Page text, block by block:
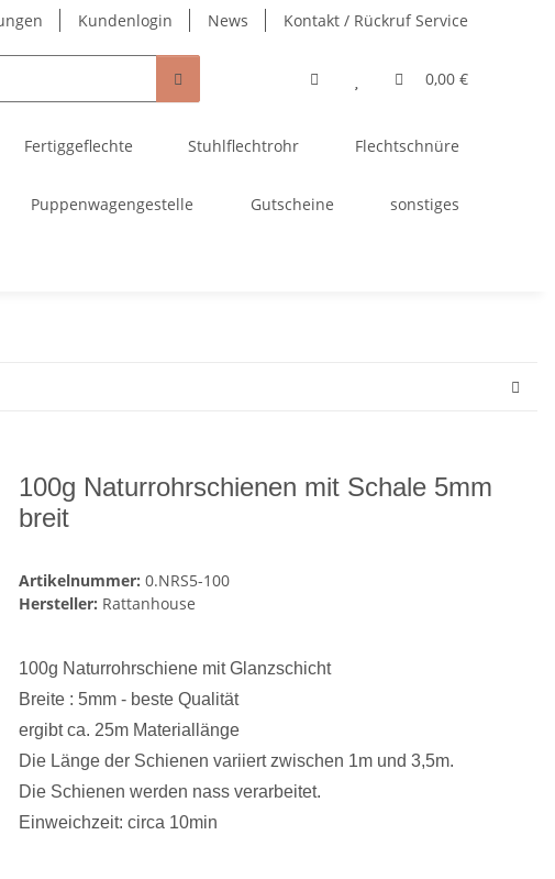
Kundenlogin News Kontakt / Rückruf Service
0,00 €
Fertiggeflechte Stuhlflechtrohr Flechtschnüre
Puppenwagengestelle Gutscheine sonstiges
100g Naturrohrschienen mit Schale 5mm
breit
Artikelnummer: 0.NRS5-100
Hersteller: Rattanhouse
100g Naturrohrschiene mit Glanzschicht
Breite : 5mm - beste Qualität
ergibt ca. 25m Materiallänge
Die Länge der Schienen variiert zwischen 1m und 3,5m.
Die Schienen werden nass verarbeitet.
Einweichzeit: circa 10min